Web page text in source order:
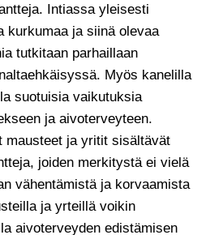
Intiassa yleisesti
kurkumaa ja siinä olevaa
tutkitaan parhaillaan
Myös kanelilla
suotuisia vaikutuksia
ja aivoterveyteen.
mausteet ja yritit sisältävät
joiden merkitystä ei vielä
vähentämistä ja korvaamista
ja yrteillä voikin
aivoterveyden edistämisen